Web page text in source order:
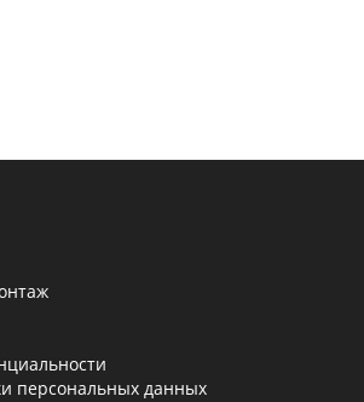
персональных данных